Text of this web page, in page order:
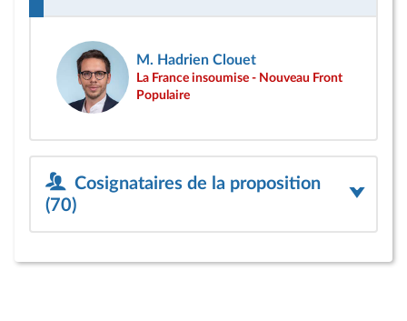
M. Hadrien Clouet
La France insoumise - Nouveau Front
Populaire
Cosignataires de la proposition
(70)